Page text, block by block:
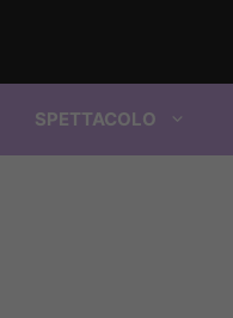
SPETTACOLO